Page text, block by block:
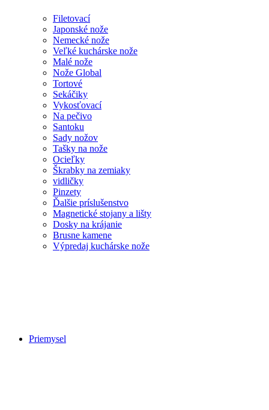
Filetovací
Japonské nože
Nemecké nože
Veľké kuchárske nože
Malé nože
Nože Global
Tortové
Sekáčiky
Vykosťovací
Na pečivo
Santoku
Sady nožov
Tašky na nože
Ocieľky
Škrabky na zemiaky
vidličky
Pinzety
Ďalšie príslušenstvo
Magnetické stojany a lišty
Dosky na krájanie
Brusne kamene
Výpredaj kuchárske nože
Priemysel